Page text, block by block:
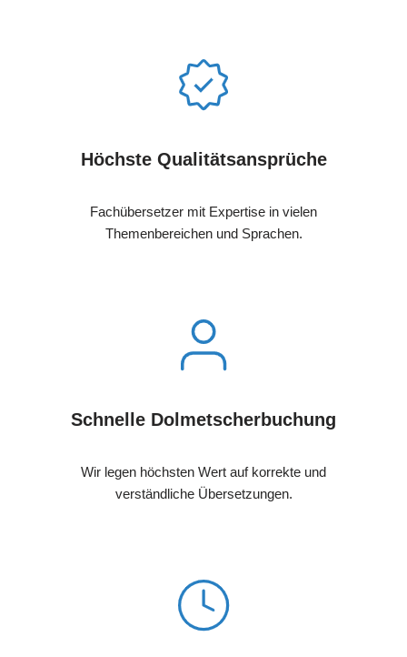
Höchste Qualitätsansprüche
Fachübersetzer mit Expertise in vielen
Themenbereichen und Sprachen.
Schnelle Dolmetscherbuchung
Wir legen höchsten Wert auf korrekte und
verständliche Übersetzungen.